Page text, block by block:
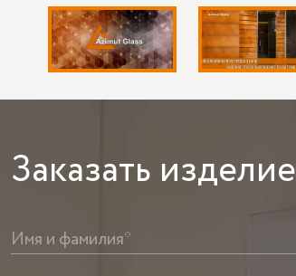
Заказать изделие
Имя и фамилия*